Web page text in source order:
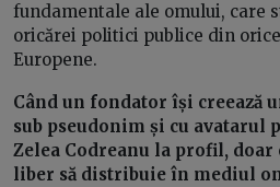
fundamentale ale omului, care
oricărei politici publice din
Europene.
Când un fondator își creează
sub pseudonim și cu avatarul
Zelea Codreanu la profil,
liber să distribuie în mediul